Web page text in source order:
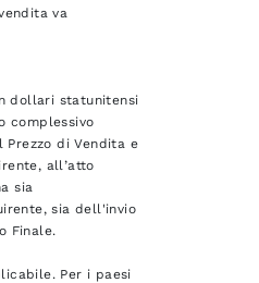
va
dollari statunitensi
complessivo
di Vendita e
all’atto
sia
sia dell'invio
Finale.
Per i paesi